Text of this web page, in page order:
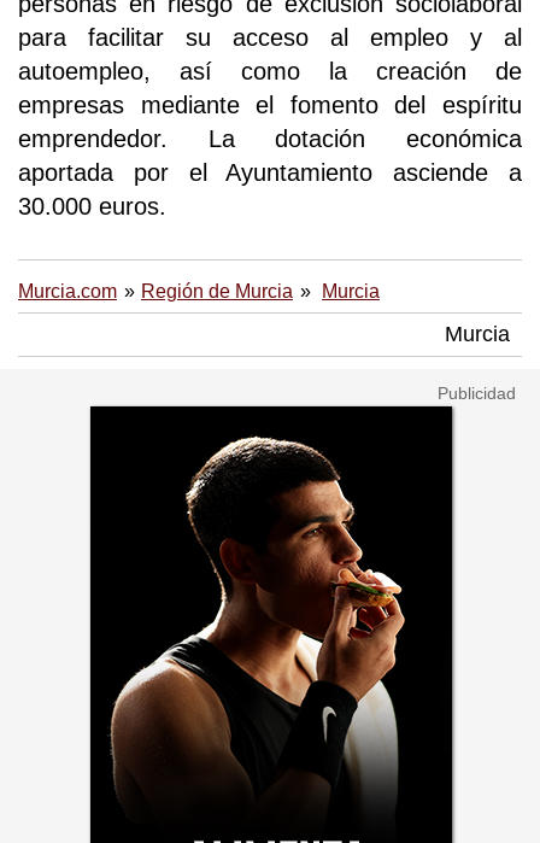
para facilitar su acceso al empleo y al
autoempleo, así como la creación de
empresas mediante el fomento del espíritu
emprendedor. La dotación económica
aportada por el Ayuntamiento asciende a
30.000 euros.
Murcia.com Región de Murcia Murcia
Murcia